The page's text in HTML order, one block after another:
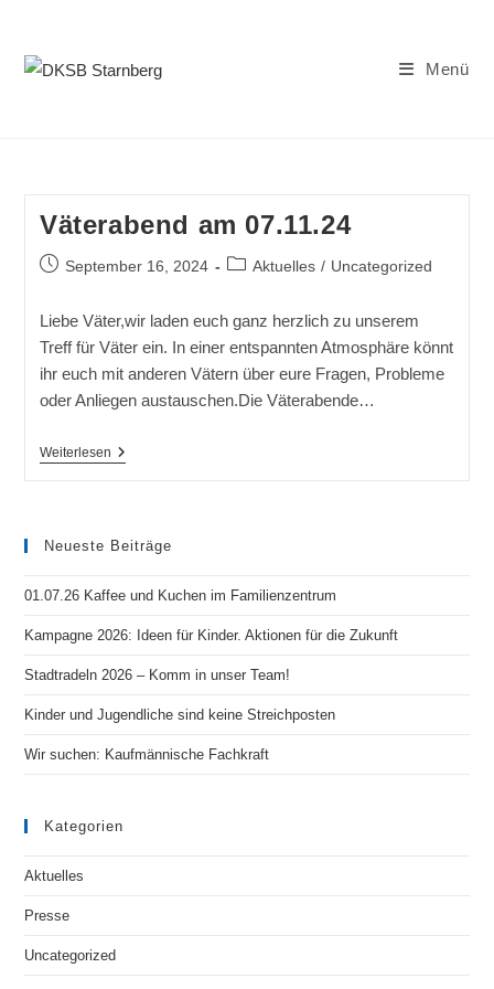
springen
Menü
Väterabend am 07.11.24
BeitragSeptember 16, 2024
Beitrags-
Aktuelles / Uncategorized
Liebe Väter,wir laden euch ganz herzlich zu unserem
Treff für Väter ein. In einer entspannten Atmosphäre könnt
ihr euch mit anderen Vätern über eure Fragen, Probleme
oder Anliegen austauschen.Die Väterabende…
WeiterlesenVäterabend
Neueste Beiträge
01.07.26 Kaffee und Kuchen im Familienzentrum
Kampagne 2026: Ideen für Kinder. Aktionen für die Zukunft
Stadtradeln 2026 – Komm in unser Team!
Kinder und Jugendliche sind keine Streichposten
Wir suchen: Kaufmännische Fachkraft
Kategorien
Aktuelles
Presse
Uncategorized